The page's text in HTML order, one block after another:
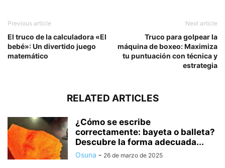
Previous article
El truco de la calculadora «El
bebé»: Un divertido juego
matemático
Next article
Truco para golpear la
máquina de boxeo: Maximiza
tu puntuación con técnica y
estrategia
RELATED ARTICLES
¿Cómo se escribe
correctamente: bayeta o balleta?
Descubre la forma adecuada...
Osuna - 26 de marzo de 2025